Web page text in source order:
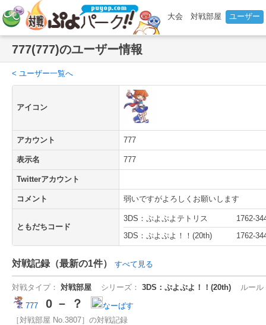
大会 対戦部屋 ユーザー
777(777)のユーザー情報
< ユーザー一覧へ
アイコン
アカウント 777
表示名 777
Twitterアカウント
コメント 弱いですがよろしくお願いします
ともだちコード
3DS：ぷよぷよテトリス
1762-
3DS：ぷよぷよ！！(20th)
1762-
対戦記録（最新の1件） すべて見る
対戦タイプ： 対戦部屋 シリーズ： 3DS：ぷよぷよ！！(20th) ルール
777 0 － ？
なーばす
［対戦部屋 No.3807］の対戦記録